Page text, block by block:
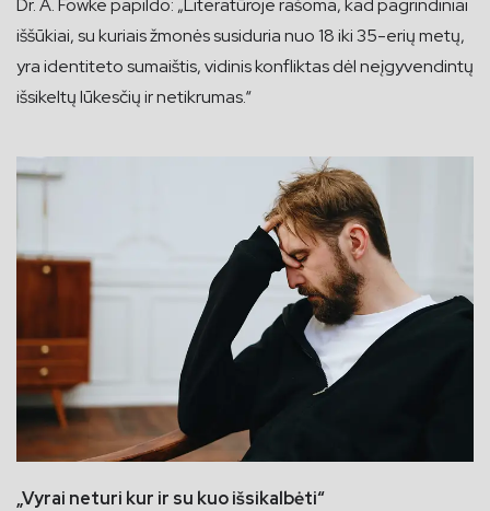
Dr. A. Fowke papildo: „Literatūroje rašoma, kad pagrindiniai
iššūkiai, su kuriais žmonės susiduria nuo 18 iki 35-erių metų,
yra identiteto sumaištis, vidinis konfliktas dėl neįgyvendintų
išsikeltų lūkesčių ir netikrumas.“
„Vyrai neturi kur ir su kuo išsikalbėti“